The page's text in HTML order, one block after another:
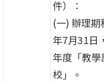
件）：
(一) 辦理
年7月31日
年度「教
校」。